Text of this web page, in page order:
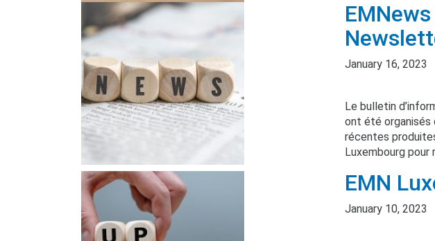
January 16, 2023
Le bulletin
ont été organisés
récentes
Luxembourg
EMN
January 10, 2023